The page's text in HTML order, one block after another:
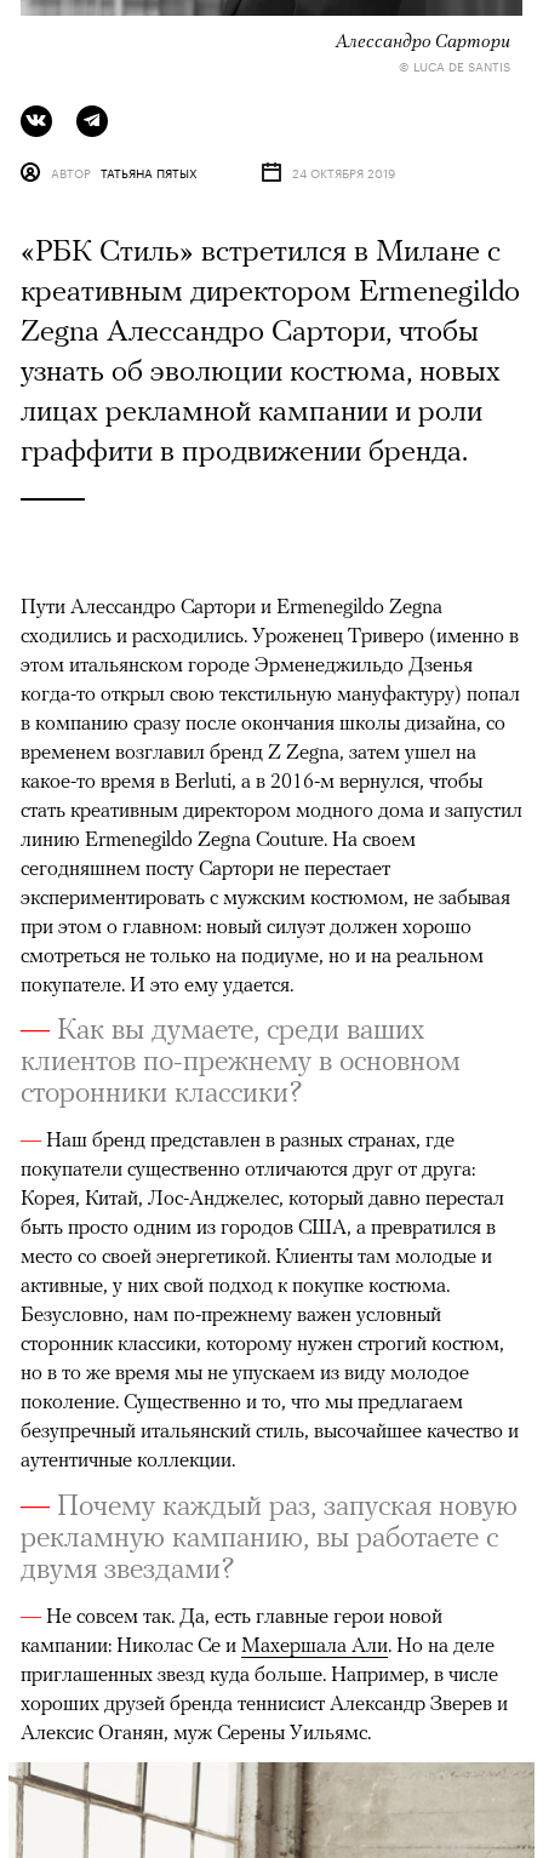
Алессандро Сартори
© LUCA DE SANTIS
АВТОР ТАТЬЯНА ПЯТЫХ 24 ОКТЯБРЯ 2019
«РБК Стиль» встретилcя в Милане с
креативным директором Ermenegildo
Zegna Алессандро Сартори, чтобы
узнать об эволюции костюма, новых
лицах рекламной кампании и роли
граффити в продвижении бренда.
Пути Алессандро Сартори и Ermenegildo Zegna
сходились и расходились. Уроженец Триверо (именно в
этом итальянском городе Эрменеджильдо Дзенья
когда-то открыл свою текстильную мануфактуру) попал
в компанию сразу после окончания школы дизайна, со
временем возглавил бренд Z Zegna, затем ушел на
какое-то время в Berluti, а в 2016-м вернулся, чтобы
стать креативным директором модного дома и запустил
линию Ermenegildo Zegna Couture. На своем
сегодняшнем посту Сартори не перестает
экспериментировать с мужским костюмом, не забывая
при этом о главном: новый силуэт должен хорошо
смотреться не только на подиуме, но и на реальном
покупателе. И это ему удается.
—Как вы думаете, среди ваших
клиентов по-прежнему в основном
сторонники классики?
— Наш бренд представлен в разных странах, где
покупатели существенно отличаются друг от друга:
Корея, Китай, Лос-Анджелес, который давно перестал
быть просто одним из городов США, а превратился в
место со своей энергетикой. Клиенты там молодые и
активные, у них свой подход к покупке костюма.
Безусловно, нам по-прежнему важен условный
сторонник классики, которому нужен строгий костюм,
но в то же время мы не упускаем из виду молодое
поколение. Существенно и то, что мы предлагаем
безупречный итальянский стиль, высочайшее качество и
аутентичные коллекции.
00:00 / 00:00
—Почему каждый раз, запуская новую
рекламную кампанию, вы работаете с
двумя звездами?
— Не совсем так. Да, есть главные герои новой
кампании: Николас Се и Махершала Али. Но на деле
приглашенных звезд куда больше. Например, в числе
хороших друзей бренда теннисист Александр Зверев и
Алексис Оганян, муж Серены Уильямс.